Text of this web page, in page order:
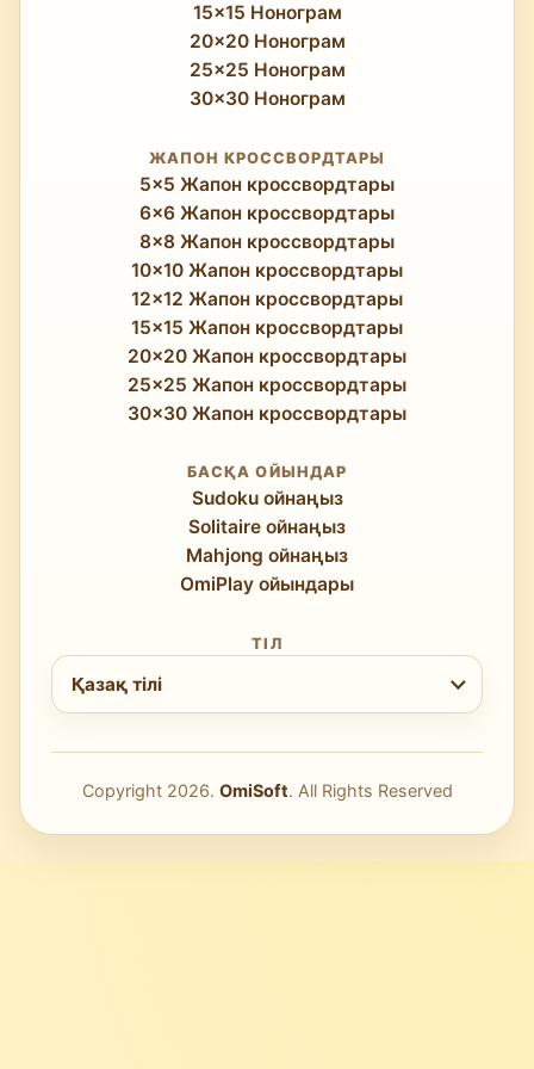
15x15 Нонограм
20x20 Нонограм
25x25 Нонограм
30x30 Нонограм
ЖАПОН КРОССВОРДТАРЫ
5x5 Жапон кроссвордтары
6x6 Жапон кроссвордтары
8x8 Жапон кроссвордтары
10x10 Жапон кроссвордтары
12x12 Жапон кроссвордтары
15x15 Жапон кроссвордтары
20x20 Жапон кроссвордтары
25x25 Жапон кроссвордтары
30x30 Жапон кроссвордтары
БАСҚА ОЙЫНДАР
Sudoku ойнаңыз
Solitaire ойнаңыз
Mahjong ойнаңыз
OmiPlay ойындары
ТІЛ
Тілді таңдаңыз
Қазақ тілі
Copyright 2026. OmiSoft. All Rights Reserved